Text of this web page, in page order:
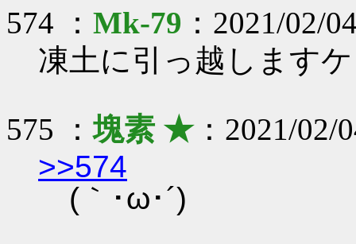
574 ： Mk-79 ：2021/02/
凍土に引っ越します
575 ：塊素 ★：2021/02/
>>574
(｀･ω･´)ゞ